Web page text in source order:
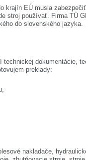
krajín EÚ musia
stroj používať. Firma TÜ
do slovenského jazyka.
technickej dokumentácie,
preklady:
nakladače,